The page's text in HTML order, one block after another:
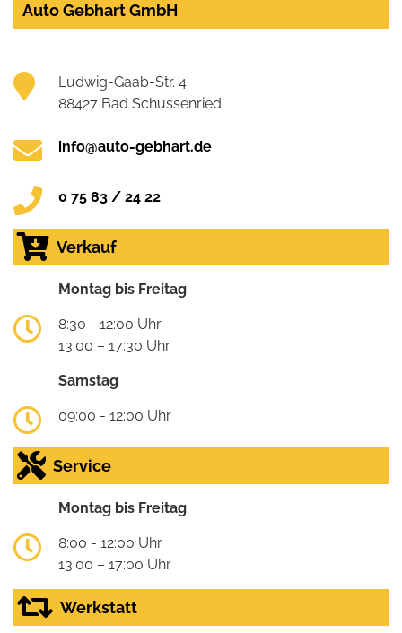
Auto Gebhart GmbH
Ludwig-Gaab-Str. 4
88427 Bad Schussenried
info@auto-gebhart.de
0 75 83 / 24 22
Verkauf
Montag bis Freitag
8:30 - 12:00 Uhr
13:00 – 17:30 Uhr
Samstag
09:00 - 12:00 Uhr
Service
Montag bis Freitag
8:00 - 12:00 Uhr
13:00 – 17:00 Uhr
Werkstatt